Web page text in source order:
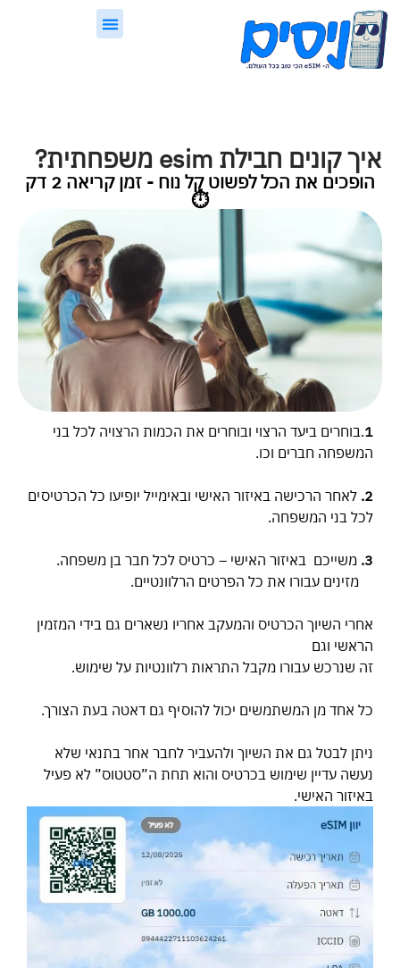
לתוכן
איך קונים חבילת esim משפחתית?
הופכים את הכל לפשוט קל נוח - זמן קריאה 2 דק
⏱️
1.בוחרים ביעד הרצוי ובוחרים את הכמות הרצויה לכל בני
המשפחה חברים וכו.
2. לאחר הרכישה באיזור האישי ובאימייל יופיעו כל הכרטיסים
לכל בני המשפחה.
3. משייכם באיזור האישי – כרטיס לכל חבר בן משפחה.
מזינים עבורו את כל הפרטים הרלוונטיים.
אחרי השיוך הכרטיס והמעקב אחריו נשארים גם בידי המזמין
הראשי וגם
זה שנרכש עבורו מקבל התראות רלוונטיות על שימוש.
כל אחד מן המשתמשים יכול להוסיף גם דאטה בעת הצורך.
ניתן לבטל גם את השיוך ולהעביר לחבר אחר בתנאי שלא
נעשה עדיין שימוש בכרטיס והוא תחת ה”סטטוס” לא פעיל
באיזור האישי.